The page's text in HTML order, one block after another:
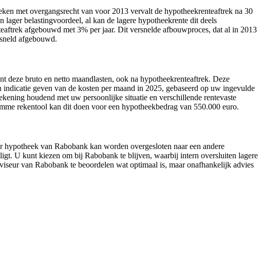
met overgangsrecht van voor 2013 vervalt de hypotheekrenteaftrek na 30
belastingvoordeel, al kan de lagere hypotheekrente dit deels
afgebouwd met 3% per jaar. Dit versnelde afbouwproces, dat al in 2013
afgebouwd.
bruto en netto maandlasten, ook na hypotheekrenteaftrek. Deze
geven van de kosten per maand in 2025, gebaseerd op uw ingevulde
houdend met uw persoonlijke situatie en verschillende rentevaste
rekentool kan dit doen voor een hypotheekbedrag van 550.000 euro.
van Rabobank kan worden overgesloten naar een andere
U kunt kiezen om bij Rabobank te blijven, waarbij intern oversluiten lagere
van Rabobank te beoordelen wat optimaal is, maar onafhankelijk advies